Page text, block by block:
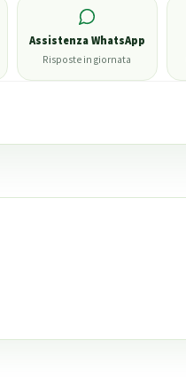
Assistenza WhatsApp
Risposte in giornata